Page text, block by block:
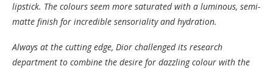
lipstick. The colours seem more saturated with a luminous, semi-
matte finish for incredible sensoriality and hydration.
Always at the cutting edge, Dior challenged its research
department to combine the desire for dazzling colour with the